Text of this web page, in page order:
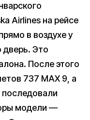
Airlines на рейсе
в воздухе у
дверь. Это
После этого
737 MAX 9, а
последовали
модели —